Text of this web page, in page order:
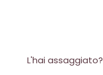
L'hai assaggiato?